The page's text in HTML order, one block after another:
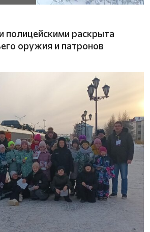
полицейскими раскрыта
оружия и патронов